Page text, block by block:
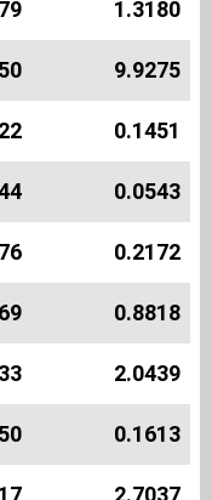
1.3180
9.9275
0.1451
0.0543
0.2172
0.8818
2.0439
0.1613
2.7037